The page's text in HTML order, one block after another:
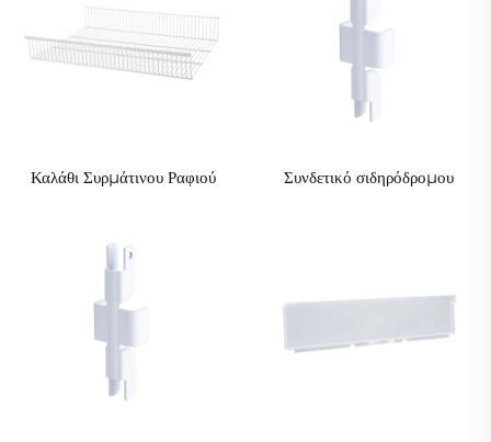
Καλάθι Συρμάτινου Ραφιού Συνδετικό σιδηρόδρομου